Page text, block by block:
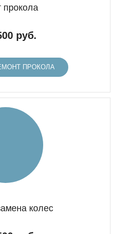
прокола
руб.
ПРОКОЛА
колес